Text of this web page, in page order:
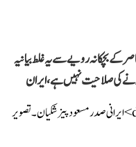
کے بچکانہ رویے سے یہ غلط بیانیہ
کی صلاحیت نہیں ہے، ایران